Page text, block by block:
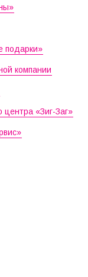
подарки»
компании
центра «Зиг-Заг»